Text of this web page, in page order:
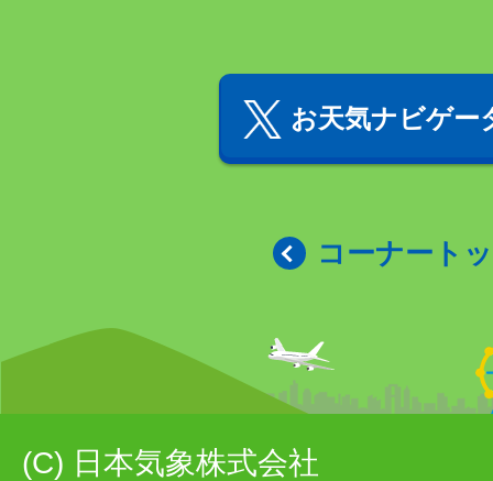
お天気ナビゲー
コーナート
(C) 日本気象株式会社